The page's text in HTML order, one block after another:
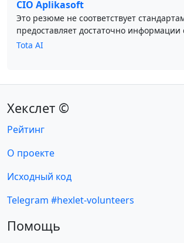
CIO Aplikasoft
Это резюме не соответствует
предоставляет достаточно информации
Tota AI
Хекслет ©
Рейтинг
О проекте
Исходный код
Telegram #hexlet-volunteers
Помощь